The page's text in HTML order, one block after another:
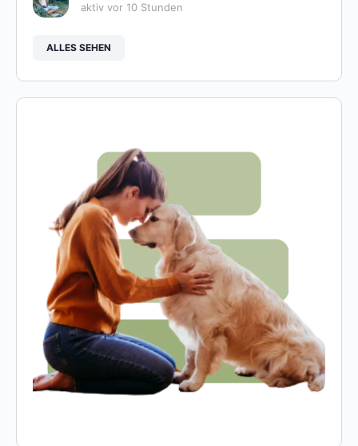
aktiv vor 10 Stunden
ALLES SEHEN